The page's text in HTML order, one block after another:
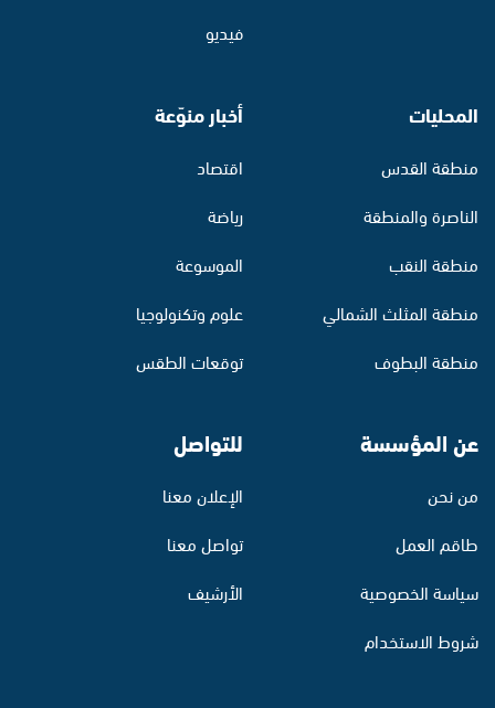
فيديو
المحليات
منطقة القدس
الناصرة والمنطقة
منطقة النقب
منطقة المثلث الشمالي
منطقة البطوف
أخبار منوّعة
اقتصاد
رياضة
الموسوعة
علوم وتكنولوجيا
توقعات الطقس
عن المؤسسة
من نحن
طاقم العمل
سياسة الخصوصية
شروط الاستخدام
للتواصل
الإعلان معنا
تواصل معنا
الأرشيف